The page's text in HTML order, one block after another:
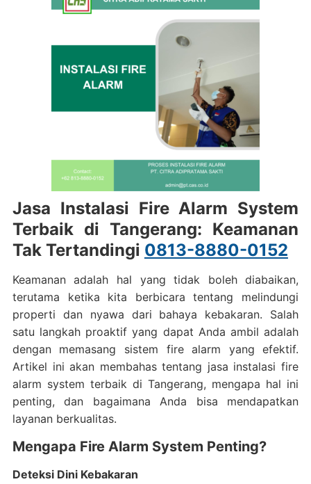
Jasa Instalasi Fire Alarm System
Terbaik di Tangerang: Keamanan
Tak Tertandingi 0813-8880-0152
Keamanan adalah hal yang tidak boleh diabaikan,
terutama ketika kita berbicara tentang melindungi
properti dan nyawa dari bahaya kebakaran. Salah
satu langkah proaktif yang dapat Anda ambil adalah
dengan memasang sistem fire alarm yang efektif.
Artikel ini akan membahas tentang jasa instalasi fire
alarm system terbaik di Tangerang, mengapa hal ini
penting, dan bagaimana Anda bisa mendapatkan
layanan berkualitas.
Mengapa Fire Alarm System Penting?
Deteksi Dini Kebakaran